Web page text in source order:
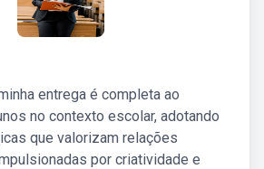
entrega é completa ao
no contexto escolar, adotando
que valorizam relações
por criatividade e